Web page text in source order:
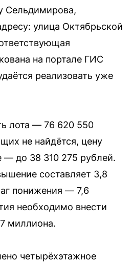
Сельдимирова,
улица Октябрьской
на портале ГИС
реализовать уже
лота — 76 620 550
не найдётся, цену
— до 38 310 275 рублей.
составляет 3,8
понижения — 7,6
необходимо внести
миллиона.
четырёхэтажное